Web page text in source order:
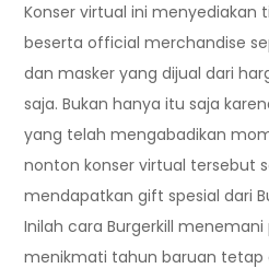
Konser virtual ini menyediakan
beserta official merchandise
dan masker yang dijual dari
saja. Bukan hanya itu saja
yang telah mengabadikan
nonton konser virtual tersebut
mendapatkan gift spesial dari
Inilah cara Burgerkill
menikmati tahun baruan tetap